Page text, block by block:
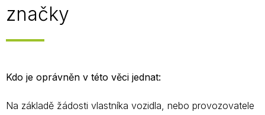
značky
Kdo je oprávněn v této věci jednat:
Na základě žádosti vlastníka vozidla, nebo provozovatele